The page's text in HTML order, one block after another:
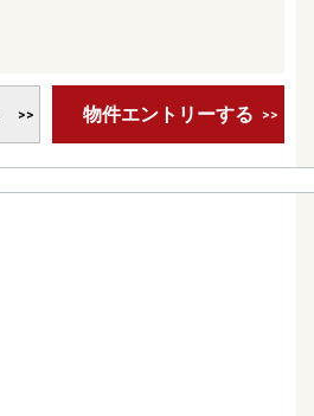
物件エントリーする